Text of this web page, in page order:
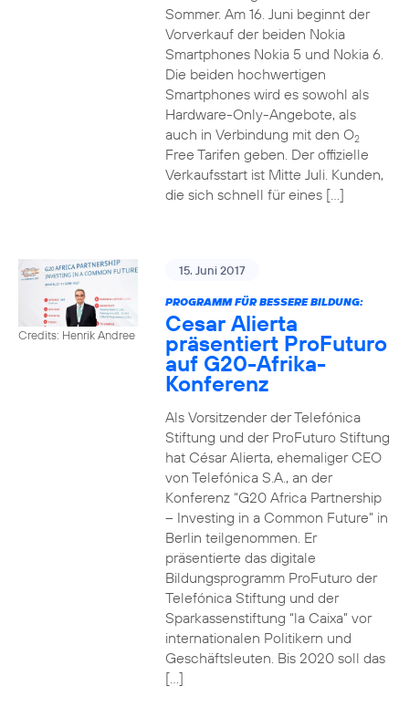
Sommer. Am 16. Juni beginnt der
Vorverkauf der beiden Nokia
Smartphones Nokia 5 und Nokia 6.
Die beiden hochwertigen
Smartphones wird es sowohl als
Hardware-Only-Angebote, als
auch in Verbindung mit den O2
Free Tarifen geben. Der offizielle
Verkaufsstart ist Mitte Juli. Kunden,
die sich schnell für eines […]
Credits: Henrik Andree
15. Juni 2017
PROGRAMM FÜR BESSERE BILDUNG:
Cesar Alierta
präsentiert ProFuturo
auf G20-Afrika-
Konferenz
Als Vorsitzender der Telefónica
Stiftung und der ProFuturo Stiftung
hat César Alierta, ehemaliger CEO
von Telefónica S.A., an der
Konferenz “G20 Africa Partnership
– Investing in a Common Future” in
Berlin teilgenommen. Er
präsentierte das digitale
Bildungsprogramm ProFuturo der
Telefónica Stiftung und der
Sparkassenstiftung “la Caixa” vor
internationalen Politikern und
Geschäftsleuten. Bis 2020 soll das
[…]